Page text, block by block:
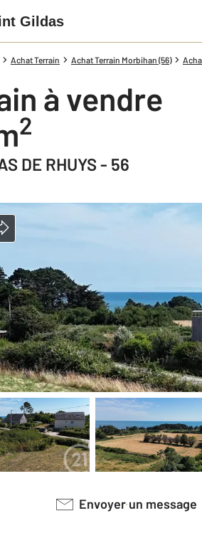
Gildas
Achat Terrain Achat Terrain Morbihan (56)
à vendre
2
DE RHUYS - 56
Envoyer un message